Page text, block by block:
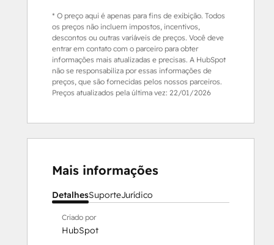
* O preço aqui é apenas para fins de exibição. Todos
os preços não incluem impostos, incentivos,
descontos ou outras variáveis de preços. Você deve
entrar em contato com o parceiro para obter
informações mais atualizadas e precisas. A HubSpot
não se responsabiliza por essas informações de
preços, que são fornecidas pelos nossos parceiros.
Preços atualizados pela última vez: 22/01/2026
Mais informações
DetalhesSuporteJurídico
Criado por
HubSpot